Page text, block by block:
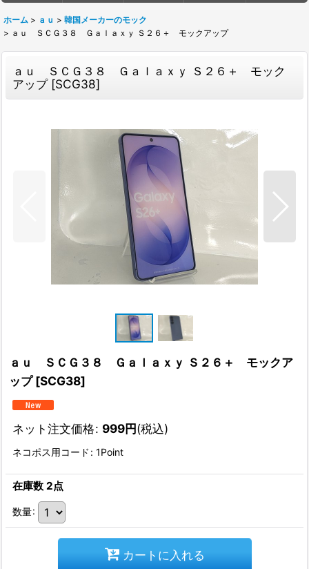
ホーム > ａｕ > 韓国メーカーのモック
> ａｕ ＳＣＧ３８ Ｇａｌａｘｙ Ｓ２６＋ モックアップ
ａｕ ＳＣＧ３８ Ｇａｌａｘｙ Ｓ２６＋ モック
アップ [SCG38]
ａｕ ＳＣＧ３８ Ｇａｌａｘｙ Ｓ２６＋ モックア
ップ [SCG38]
ネット注文価格: 999円(税込)
ネコポス用コード : 1Point
在庫数 2点
数量:
カートに入れる